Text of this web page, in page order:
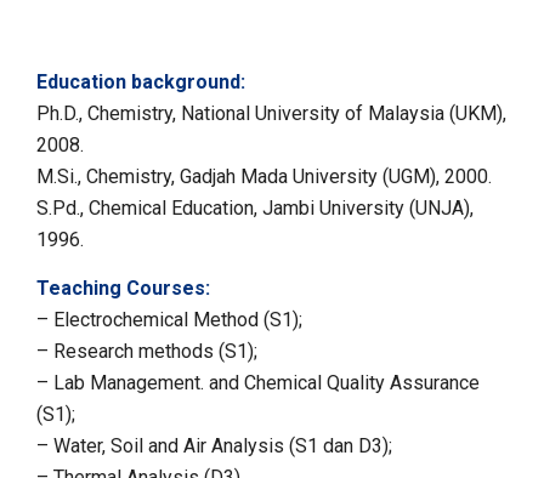
Education background:
Ph.D., Chemistry, National University of Malaysia (UKM),
2008.
M.Si., Chemistry, Gadjah Mada University (UGM), 2000.
S.Pd., Chemical Education, Jambi University (UNJA),
1996.
Teaching Courses:
– Electrochemical Method (S1);
– Research methods (S1);
– Lab Management. and Chemical Quality Assurance
(S1);
– Water, Soil and Air Analysis (S1 dan D3);